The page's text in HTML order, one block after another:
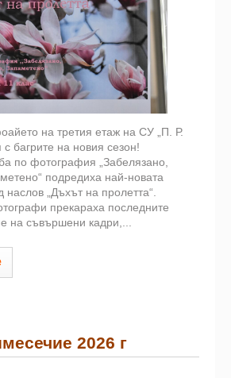
на третия етаж на СУ „П. Р.
багрите на новия сезон!
по фотография „Забелязано,
подредиха най-новата
наслов „Дъхът на пролетта“.
прекараха последните
на съвършени кадри,...
2026 г